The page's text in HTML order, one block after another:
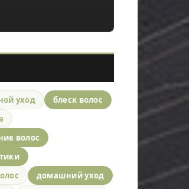
уход
блеск волос
волос
домашний уход